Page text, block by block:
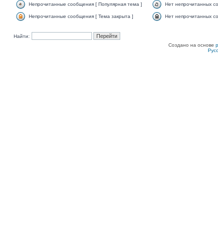
Непрочитанные сообщения [ Популярная тема ] Нет непрочитанных
Непрочитанные сообщения [ Тема закрыта ] Нет непрочитанных
Найти:
Создано на основе